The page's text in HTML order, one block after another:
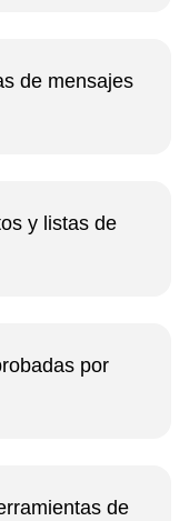
de mensajes
y listas de
por
de